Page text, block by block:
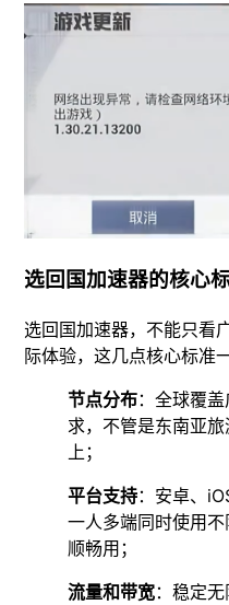
选回国加速器的核心
选回国加速器，不能只看
际体验，这几点核心标准
节点分布：全球覆
求，不管是东南亚
上；
平台支持：安卓、
一人多端同时使用
顺畅用；
流量和带宽：稳定